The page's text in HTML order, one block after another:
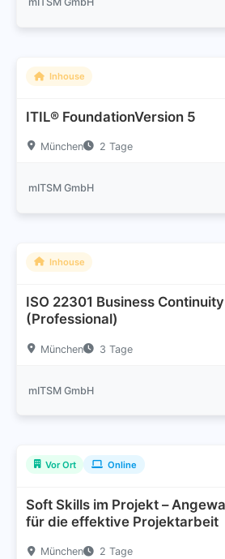
Inhouse
ITIL® FoundationVersion 5
München 2 Tage
mITSM GmbH
Inhouse
ISO 22301 Business
(Professional)
München 3 Tage
mITSM GmbH
Vor Ort Online
Soft Skills im Projekt –
für die effektive Projektarbeit
München 2 Tage